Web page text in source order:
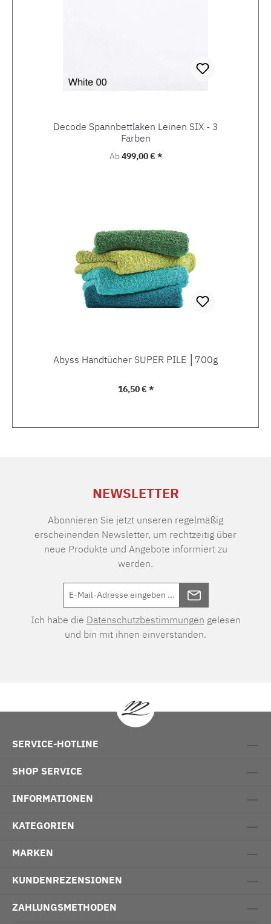
Decode Spannbettlaken Leinen SIX - 3
Farben
Regulärer Preis:
Ab499,00 € *
Abyss Handtücher SUPER PILE │700g
Regulärer Preis:
16,50 € *
NEWSLETTER
Abonnieren Sie jetzt unseren regelmäßig
erscheinenden Newsletter, um rechtzeitig über
neue Produkte und Angebote informiert zu
werden.
Ich habe die Datenschutzbestimmungen gelesen
und bin mit ihnen einverstanden.
SERVICE-HOTLINE
SHOP SERVICE
INFORMATIONEN
KATEGORIEN
MARKEN
KUNDENREZENSIONEN
ZAHLUNGSMETHODEN